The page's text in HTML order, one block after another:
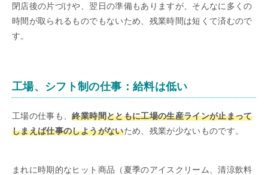
閉店後の片づけや、翌日の準備もありますが、そんなに多くの
時間が取られるものでもないため、残業時間は短くて済むので
す。
工場、シフト制の仕事：給料は低い
工場の仕事も、終業時間とともに工場の生産ラインが止まって
しまえば仕事のしようがないため、残業が少ないものです。
まれに時期的なヒット商品（夏季のアイスクリーム、清涼飲料